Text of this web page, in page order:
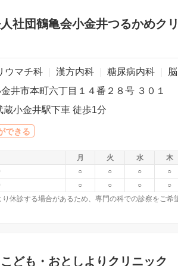
社団鶴亀会小金井つるかめク
ウマチ科 漢方内科 糖尿病内科
脳神経外科
井市本町六丁目１４番２８号 ３０１
蔵小金井駅下車 徒歩1分
できる
月 火 水
木
○ ○ ○
○
○ ○ ○ ○
ども・おとしよりクリニック